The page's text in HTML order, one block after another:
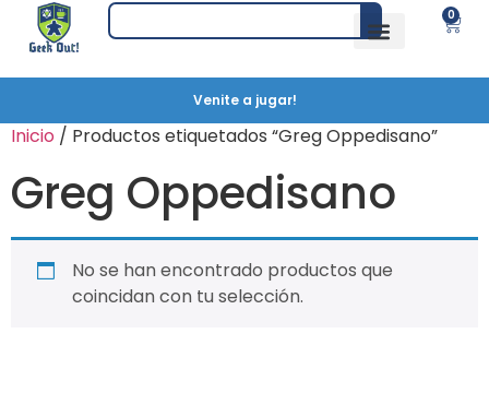
0
Venite a jugar!
Inicio / Productos etiquetados “Greg Oppedisano”
Greg Oppedisano
No se han encontrado productos que
coincidan con tu selección.